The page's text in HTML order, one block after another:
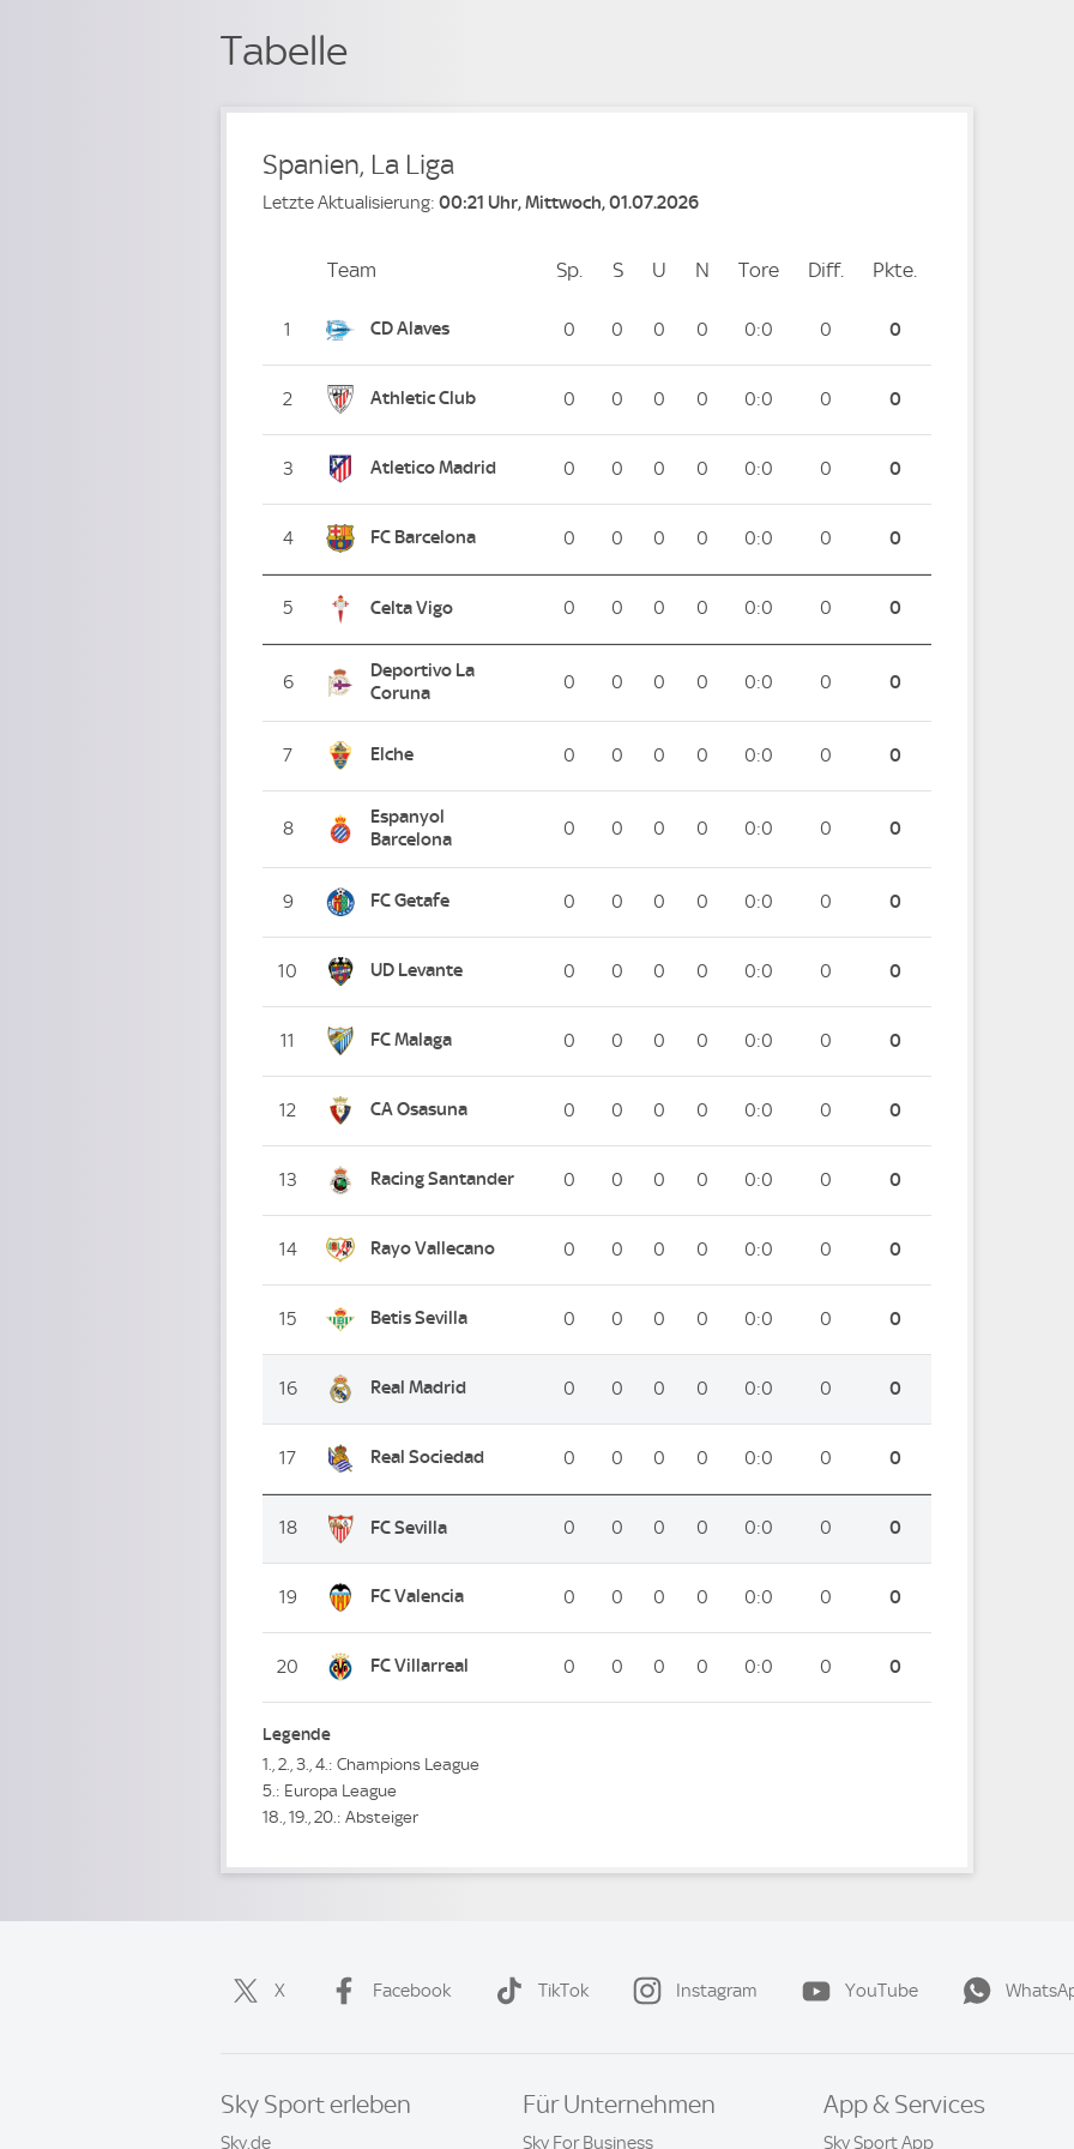
Tabelle
Spanien, La Liga
Letzte Aktualisierung: 00:21 Uhr, Mittwoch, 01.07.2026
PlatzTeam Sp. Spiele
SSiege
U Unentschieden
N Niederlagen
Tore ToreDiff. Differenz
Pkte.
1 CD Alaves 0 0 0 0 0:0 0 0
2 Athletic Club 0 0 0 0 0:0 0 0
3 Atletico Madrid 0 0 0 0 0:0 0 0
4 FC Barcelona 0 0 0 0 0:0 0 0
5 Celta Vigo 0 0 0 0 0:0 0 0
6
Deportivo La
Coruna
0 0 0 0 0:0 0 0
7 Elche 0 0 0 0 0:0 0 0
8
Espanyol
Barcelona
0 0 0 0 0:0 0 0
9 FC Getafe 0 0 0 0 0:0 0 0
10 UD Levante 0 0 0 0 0:0 0 0
11 FC Malaga 0 0 0 0 0:0 0 0
12 CA Osasuna 0 0 0 0 0:0 0 0
13 Racing Santander 0 0 0 0 0:0 0 0
14 Rayo Vallecano 0 0 0 0 0:0 0 0
15 Betis Sevilla 0 0 0 0 0:0 0 0
16 Real Madrid 0 0 0 0 0:0 0 0
17 Real Sociedad 0 0 0 0 0:0 0 0
18 FC Sevilla 0 0 0 0 0:0 0 0
19 FC Valencia 0 0 0 0 0:0 0 0
20 FC Villarreal 0 0 0 0 0:0 0 0
Legende
1., 2., 3., 4.: Champions League
5.: Europa League
18., 19., 20.: Absteiger
X Facebook TikTok Instagram YouTube
Sky Sport erleben
Sky.de
Für Unternehmen
Sky For Business
App & Services
Sky Sport App